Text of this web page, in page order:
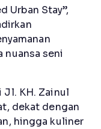
Urban Stay”,
seni
Jl. KH. Zainul
dekat dengan
hingga kuliner